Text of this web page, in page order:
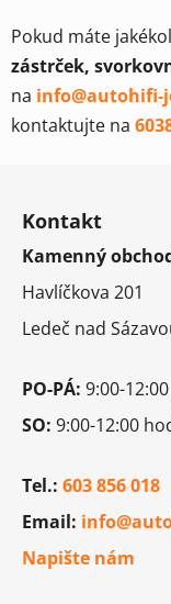
Pokud máte
zástrček,
na info@autohifi-
kontaktujte na
Kontakt
Kamenný
Havlíčkova 201
Ledeč nad
PO-PÁ: 9:00-12:00
SO: 9:00-12:00
Tel.: 603 856 018
Email:
Napište nám